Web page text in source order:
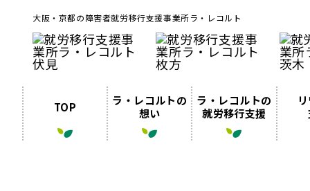
大阪・京都の障害者就労移行支援事業所ラ・レコルト
TOP
ラ・レコルトの
想い
ラ・レコルトの
就労移行支援